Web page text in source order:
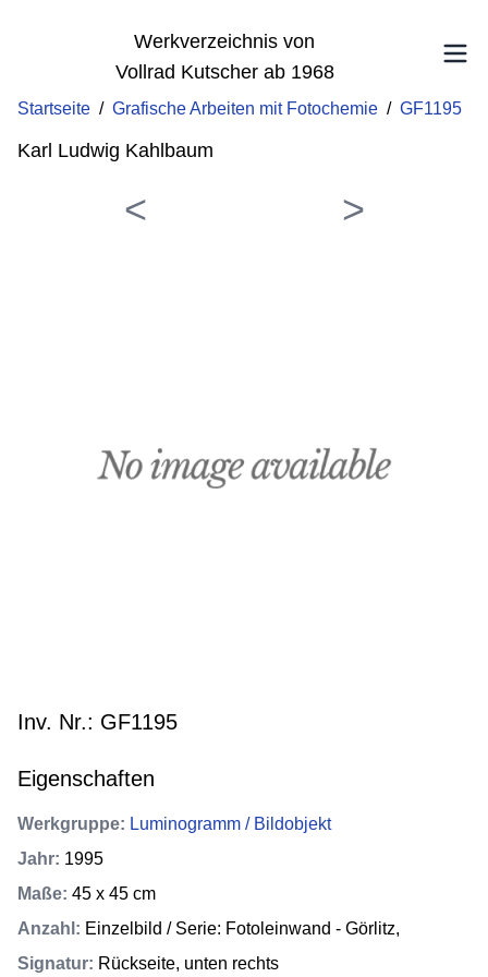
Werkverzeichnis von
Vollrad Kutscher ab 1968
Startseite / Grafische Arbeiten mit Fotochemie / GF1195
Karl Ludwig Kahlbaum
Inv. Nr.: GF1195
Eigenschaften
Werkgruppe: Luminogramm / Bildobjekt
Jahr: 1995
Maße: 45 x 45 cm
Anzahl : Einzelbild / Serie: Fotoleinwand - Görlitz,
Signatur: Rückseite, unten rechts
< >